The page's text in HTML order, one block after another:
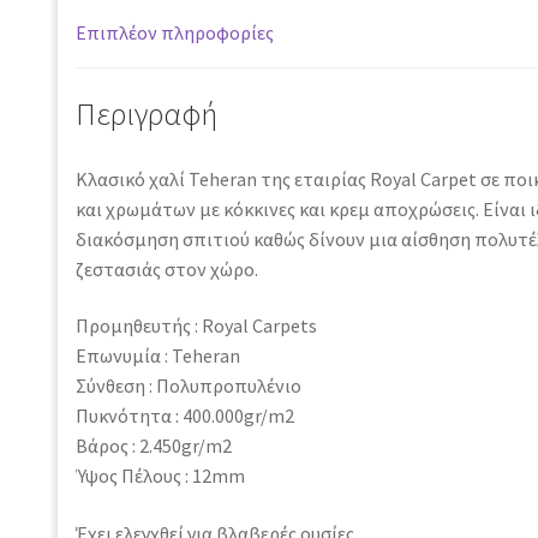
Επιπλέον πληροφορίες
Περιγραφή
Κλασικό χαλί Teheran της εταιρίας Royal Carpet σε
και χρωμάτων με κόκκινες και κρεμ αποχρώσεις. Είναι
διακόσμηση σπιτιού καθώς δίνουν μια αίσθηση
ζεστασιάς στον χώρο.
Προμηθευτής : Royal Carpets
Επωνυμία : Teheran
Σύνθεση : Πολυπροπυλένιο
Πυκνότητα : 400.000gr/m2
Βάρος : 2.450gr/m2
Ύψος Πέλους : 12mm